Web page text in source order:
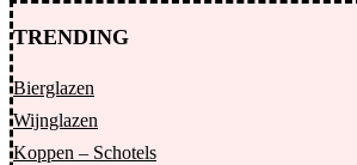
TRENDING
Bierglazen
Wijnglazen
Koppen – Schotels